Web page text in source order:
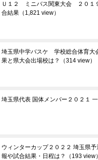
Ｕ１２ ミニバス関東大会 ２０１
合結果 （1,821 view）
埼玉県中学バスケ 学校総合体育大
果と県大会出場校は？
（314 view）
埼玉県代表 国体メンバー２０２１
ウィンターカップ２０２２ 埼玉県
報や試合結果・日程は？
（193 view）